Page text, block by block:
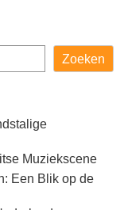
Zoeken
Muziekscene
Een Blik op de